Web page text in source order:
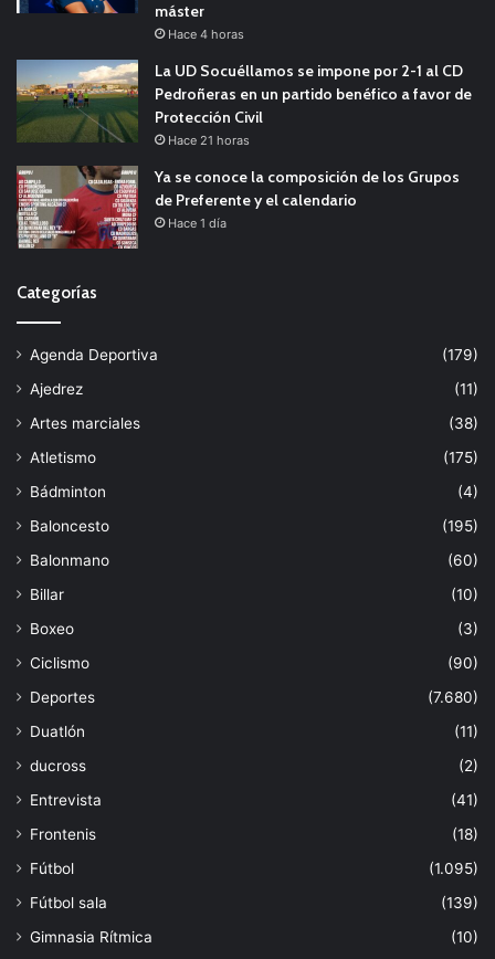
máster
Hace 4 horas
La UD Socuéllamos se impone por 2-1 al CD
Pedroñeras en un partido benéfico a favor de
Protección Civil
Hace 21 horas
Ya se conoce la composición de los Grupos
de Preferente y el calendario
Hace 1 día
Categorías
Agenda Deportiva
(179)
Ajedrez
(11)
Artes marciales
(38)
Atletismo
(175)
Bádminton
(4)
Baloncesto
(195)
Balonmano
(60)
Billar
(10)
Boxeo
(3)
Ciclismo
(90)
Deportes
(7.680)
Duatlón
(11)
ducross
(2)
Entrevista
(41)
Frontenis
(18)
Fútbol
(1.095)
Fútbol sala
(139)
Gimnasia Rítmica
(10)